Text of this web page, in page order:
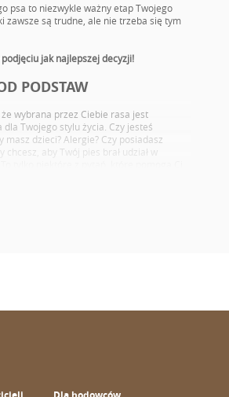
psa to niezwykle ważny etap Twojego
zawsze są trudne, ale nie trzeba się tym
jak najlepszej decyzji!
PODSTAW
wybrana przez Ciebie rasa jest
dla Twojego stylu życia. Czy jesteś
masz dzieci? Alergie? Czy posiadasz
chcesz, aby Twój pies brał udział w
z potencjalnymi problemami zdrowotnymi